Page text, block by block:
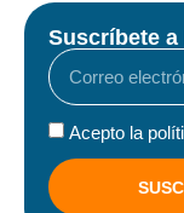
Suscríbete
Acepto la